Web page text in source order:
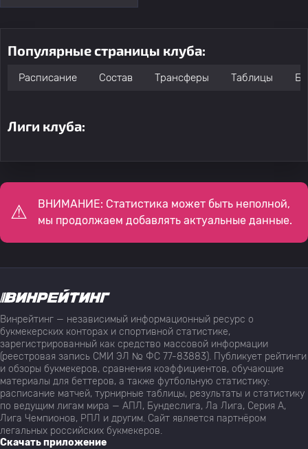
Популярные страницы клуба:
Расписание Состав Трансферы Таблицы
Лиги клуба:
ВНИМАНИЕ: Статистика может быть неполной,
мы продолжаем добавлять актуальные данные.
Винрейтинг — независимый информационный ресурс о
букмекерских конторах и спортивной статистике,
зарегистрированный как средство массовой информации
(реестровая запись СМИ ЭЛ № ФС 77-83883). Публикует рейтинги
и обзоры букмекеров, сравнения коэффициентов, обучающие
материалы для беттеров, а также футбольную статистику:
расписание матчей, турнирные таблицы, результаты и статистику
по ведущим лигам мира — АПЛ, Бундеслига, Ла Лига, Серия А,
Лига Чемпионов, РПЛ и другим. Сайт является партнёром
легальных российских букмекеров.
Скачать приложение